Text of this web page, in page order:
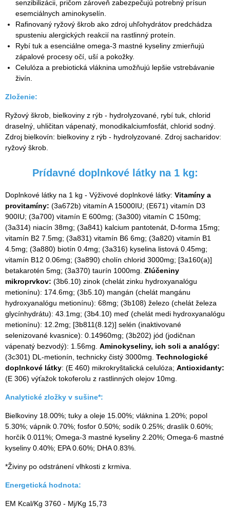
senzibilizácii, pričom zároveň zabezpečujú potrebný prísun
esemciálnych aminokyselín.
Rafinovaný ryžový škrob ako zdroj uhľohydrátov predchádza
spusteniu alergických reakcií na rastlinný proteín.
Rybí tuk a esenciálne omega-3 mastné kyseliny zmierňujú
zápalové procesy očí, uší a pokožky.
Celulóza a prebiotická vláknina umožňujú lepšie vstrebávanie
živín.
Zloženie:
Ryžový škrob, bielkoviny z rýb - hydrolyzované, rybí tuk, chlorid
draselný, uhličitan vápenatý, monodikalciumfosfát, chlorid sodný.
Zdroj bielkovín: bielkoviny z rýb - hydrolyzované. Zdroj sacharidov:
ryžový škrob.
Prídavné doplnkové látky na 1 kg:
Doplnkové látky na 1 kg - Výživové doplnkové látky: Vitamíny a
provitamíny: (3a672b) vitamín A 15000IU; (E671) vitamín D3
900IU; (3a700) vitamín E 600mg; (3a300) vitamín C 150mg;
(3a314) niacín 38mg; (3a841) kalcium pantotenát, D-forma 15mg;
vitamín B2 7.5mg; (3a831) vitamín B6 6mg; (3a820) vitamín B1
4.5mg; (3a880) biotín 0.4mg; (3a316) kyselina listová 0.45mg;
vitamín B12 0.06mg; (3a890) cholín chlorid 3000mg; [3a160(a)]
betakarotén 5mg; (3a370) taurín 1000mg. Zlúčeniny
mikroprvkov: (3b6.10) zinok (chelát zinku hydroxyanalógu
metionínu): 174.6mg; (3b5.10) mangán (chelát mangánu
hydroxyanalógu metionínu): 68mg; (3b108) železo (chelát železa
glycínhydrátu): 43.1mg; (3b4.10) meď (chelát medi hydroxyanalógu
metionínu): 12.2mg; [3b811(8.12)] selén (inaktivované
selenizované kvasnice): 0.14960mg; (3b202) jód (jodičnan
vápenatý bezvodý): 1.56mg. Aminokyseliny, ich soli a analógy:
(3c301) DL-metionín, technicky čistý 3000mg. Technologické
doplnkové látky: (E 460) mikrokryštalická celulóza; Antioxidanty:
(E 306) výťažok tokoferolu z rastlinných olejov 10mg.
Analytické zložky v sušine*:
Bielkoviny 18.00%; tuky a oleje 15.00%; vláknina 1.20%; popol
5.30%; vápnik 0.70%; fosfor 0.50%; sodík 0.25%; draslík 0.60%;
horčík 0.011%; Omega-3 mastné kyseliny 2.20%; Omega-6 mastné
kyseliny 0.40%; EPA 0.60%; DHA 0.83%.
*Živiny po odstránení vlhkosti z krmiva.
Energetická hodnota:
EM Kcal/Kg 3760 - Mj/Kg 15,73